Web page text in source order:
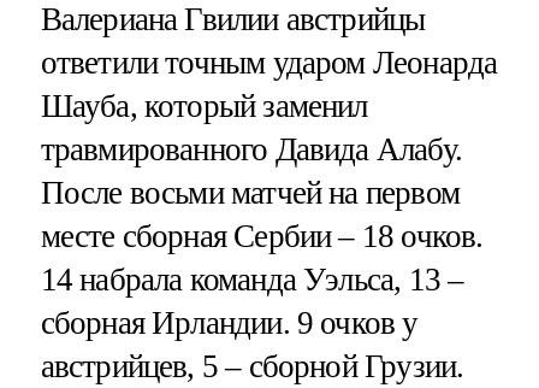
Валериана Гвилии австрийцы
ответили точным ударом Леонарда
Шауба, который заменил
травмированного Давида Алабу.
После восьми матчей на первом
месте сборная Сербии – 18 очков.
14 набрала команда Уэльса, 13 –
сборная Ирландии. 9 очков у
австрийцев, 5 – сборной Грузии.